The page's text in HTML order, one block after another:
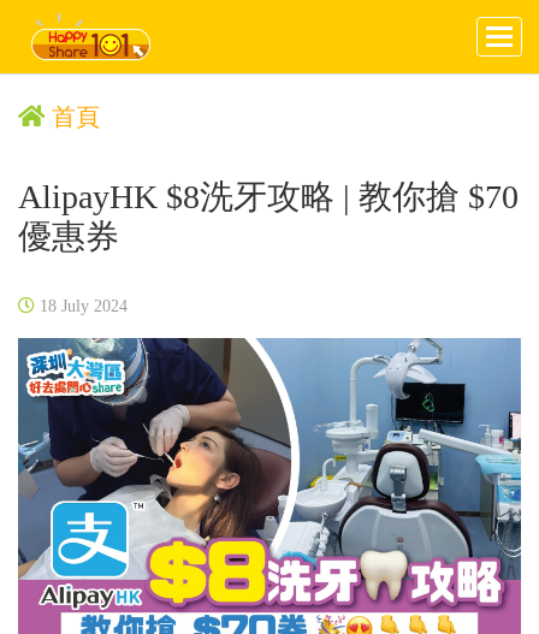
首頁
AlipayHK $8洗牙攻略 | 教你搶 $70
優惠券
18 July 2024